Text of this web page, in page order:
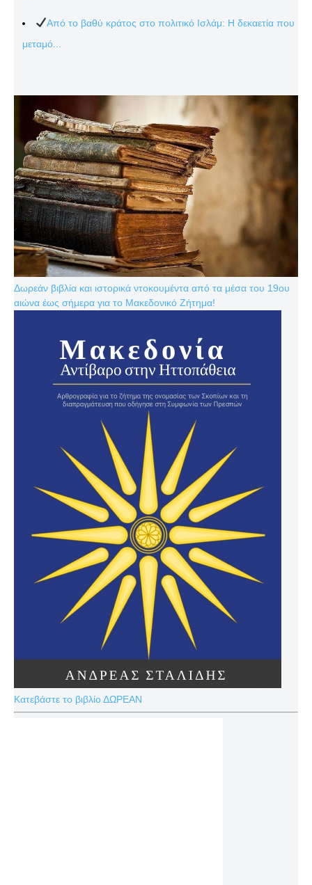
Από το βαθύ κράτος στο πολιτικό Ισλάμ: Η δεκαετία που
μεταμό...
Δωρεάν βιβλία και ιστορικά ντοκουμέντα από τα μέσα του 19ου
αιώνα έως σήμερα για το Μακεδονικό Ζήτημα!
Κατεβάστε το βιβλίο ΔΩΡΕΑΝ